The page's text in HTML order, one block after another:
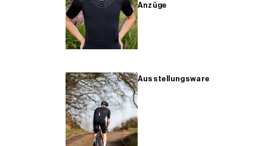
Anzüge
Ausstellungsware